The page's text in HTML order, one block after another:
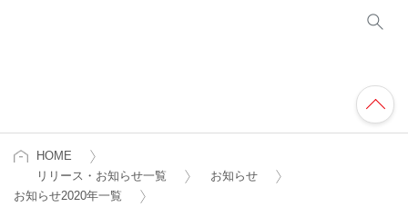
HOME
リリース・お知らせ一覧
お知らせ
お知らせ2020年一覧